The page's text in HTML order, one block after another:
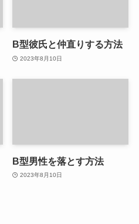
B型彼氏と仲直りする方法
2023年8月10日
B型男性を落とす方法
2023年8月10日